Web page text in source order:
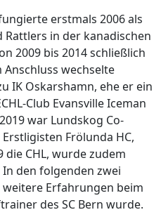
erstmals 2006 als
Rattlers in der kanadischen
2009 bis 2014 schließlich
wechselte
IK Oskarshamn, ehe er ein
Club Evansville Iceman
war Lundskog Co-
Frölunda HC,
CHL, wurde zudem
den folgenden zwei
Erfahrungen beim
des SC Bern wurde.